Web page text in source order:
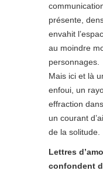
présente,
envahit
au moindre
personnages.
Mais ici et là
enfoui, un
effraction
un courant
de la solitude.
Lettres
confondent